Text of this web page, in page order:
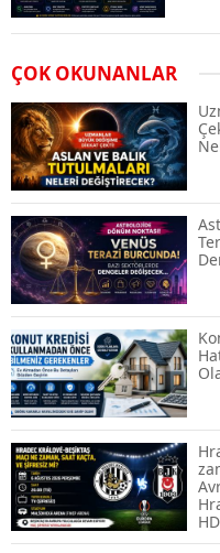
Spot
Hangi
ABD-
Yeni
ÇOK OKUNANLAR